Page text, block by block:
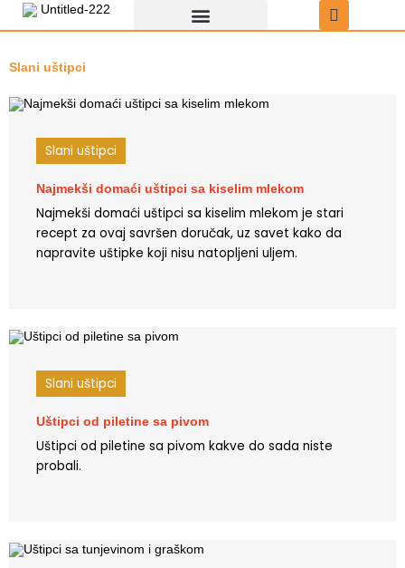
Пређи
садржај
Slani uštipci
Slani uštipci
Najmekši domaći uštipci sa kiselim mlekom
Najmekši domaći uštipci sa kiselim mlekom je stari
recept za ovaj savršen doručak, uz savet kako da
napravite uštipke koji nisu natopljeni uljem.
Slani uštipci
Uštipci od piletine sa pivom
Uštipci od piletine sa pivom kakve do sada niste
probali.